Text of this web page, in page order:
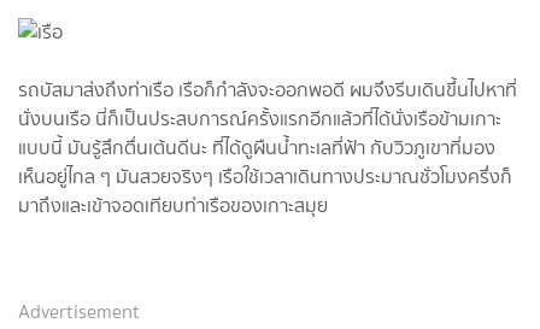
รถบัสมาส่งถึงท่าเรือ เรือก็กำลังจะออกพอดี ผมจึงรีบเดินขึ้นไปหาที่
นั่งบนเรือ นี่ก็เป็นประสบการณ์ครั้งแรกอีกแล้วที่ได้นั่งเรือข้ามเกาะ
แบบนี้ มันรู้สึกตื่นเต้นดีนะ ที่ได้ดูผืนน้ำทะเลที่ฟ้า กับวิวภูเขาที่มอง
เห็นอยู่ไกล ๆ มันสวยจริงๆ เรือใช้เวลาเดินทางประมาณชั่วโมงครึ่งก็
มาถึงและเข้าจอดเทียบท่าเรือของเกาะสมุย
Advertisement